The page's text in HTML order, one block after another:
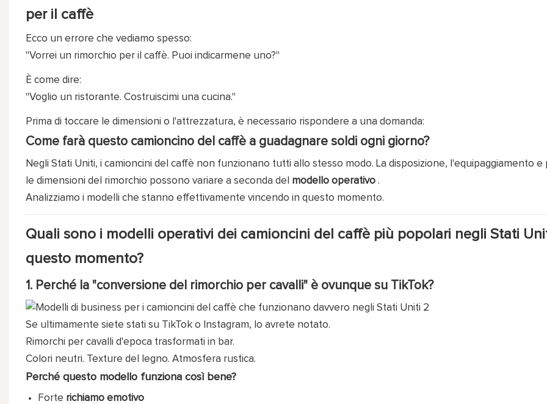
per il caffè
Ecco un errore che vediamo spesso:
"Vorrei un rimorchio per il caffè. Puoi indicarmene uno?"
È come dire:
"Voglio un ristorante. Costruiscimi una cucina."
Prima di toccare le dimensioni o l'attrezzatura, è necessario rispondere a una domanda:
Come farà questo camioncino del caffè a guadagnare soldi ogni giorno?
Negli Stati Uniti, i camioncini del caffè non funzionano tutti allo stesso modo. La disposizione, l'equipaggiamento e
le dimensioni del rimorchio possono variare a seconda del modello operativo.
Analizziamo i modelli che stanno effettivamente vincendo in questo momento.
Quali sono i modelli operativi dei camioncini del caffè più popolari negli Stati
questo momento?
1. Perché la "conversione del rimorchio per cavalli" è ovunque su TikTok?
Se ultimamente siete stati su TikTok o Instagram, lo avrete notato.
Rimorchi per cavalli d'epoca trasformati in bar.
Colori neutri. Texture del legno. Atmosfera rustica.
Perché questo modello funziona così bene?
Forte richiamo emotivo